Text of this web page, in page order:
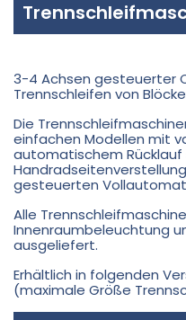
3-4 Achsen gesteuerter
Trennschleifen von
Die
einfachen Modellen mit
automatischem Rücklauf
gesteuerten
Alle
Innenraumbeleuchtung
ausgeliefert.
Erhältlich in folgenden
(maximale Größe